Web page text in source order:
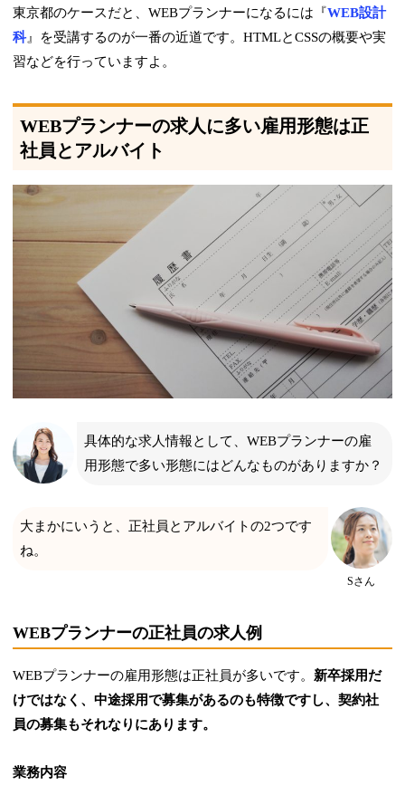
東京都のケースだと、WEBプランナーになるには『WEB設計
科』を受講するのが一番の近道です。HTMLとCSSの概要や実
習などを行っていますよ。
WEBプランナーの求人に多い雇用形態は正
社員とアルバイト
具体的な求人情報として、WEBプランナーの雇
用形態で多い形態にはどんなものがありますか？
大まかにいうと、正社員とアルバイトの2つです
ね。
Sさん
WEBプランナーの正社員の求人例
WEBプランナーの雇用形態は正社員が多いです。 新卒採用だ
けではなく、中途採用で募集があるのも特徴ですし、契約社
員の募集もそれなりにあります。
業務内容